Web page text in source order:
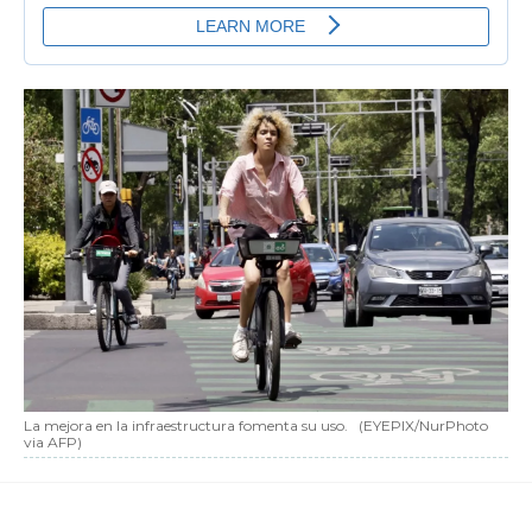
La mejora en la infraestructura fomenta su uso.
(EYEPIX/NurPhoto
via AFP)